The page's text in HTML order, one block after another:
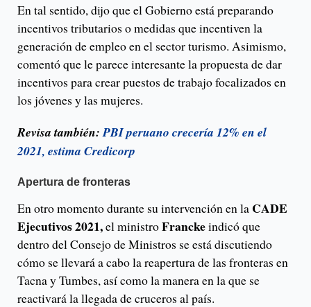
En tal sentido, dijo que el Gobierno está preparando
incentivos tributarios o medidas que incentiven la
generación de empleo en el sector turismo. Asimismo,
comentó que le parece interesante la propuesta de dar
incentivos para crear puestos de trabajo focalizados en
los jóvenes y las mujeres.
Revisa también:PBI peruano crecería 12% en el
2021, estima Credicorp
Apertura de fronteras
En otro momento durante su intervención en la CADE
Ejecutivos 2021,el ministroFranckeindicó que
dentro del Consejo de Ministros se está discutiendo
cómo se llevará a cabo la reapertura de las fronteras en
Tacna y Tumbes, así como la manera en la que se
reactivará la llegada de cruceros al país.